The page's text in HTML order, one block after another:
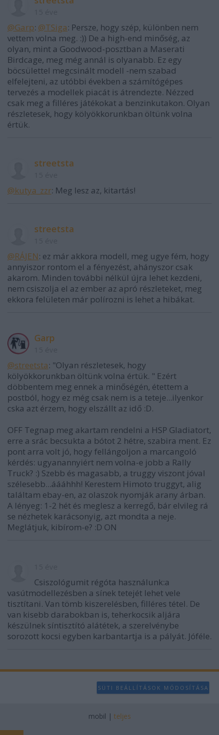
@Garp: @TSiga: Persze, hogy szép, különben nem
vettem volna meg. :)) De a high-end minőség, az
olyan, mint a Goodwood-posztban a Maserati
Birdcage, meg még annál is olyanabb. Ez egy
böcsülettel megcsinált modell -nem szabad
elfelejteni, az utóbbi években a számítógépes
tervezés a modellek piacát is átrendezte. Nézzed
csak meg a filléres játékokat a benzinkutakon. Olyan
részletesek, hogy kölyökkorunkban öltünk volna
értük.
streetsta
@kutya_zzr: Meg lesz az, kitartás!
streetsta
@RÁJEN: ez már akkora modell, meg ugye fém, hogy
annyiszor rontom el a fényezést, ahányszor csak
akarom. Minden további nélkül újra lehet kezdeni,
nem csiszolja el az ember az apró részleteket, meg
ekkora felületen már polírozni is lehet a hibákat.
Garp
@streetsta: "Olyan részletesek, hogy
kölyökkorunkban öltünk volna értük. " Ezért
döbbentem meg ennek a minőségén, étettem a
postból, hogy ez még csak nem is a teteje...ilyenkor
cska azt érzem, hogy elszállt az idő :D.
OFF Tegnap meg akartam rendelni a HSP Gladiatort,
erre a srác becsukta a bótot 2 hétre, szabira ment. Ez
pont arra volt jó, hogy fellángoljon a marcangoló
kérdés: ugyanannyiért nem volna-e jobb a Rally
Truck? :) Szebb és magasabb, a truggy viszont jóval
szélesebb...áááhhh! Kerestem Himoto truggyt, alig
találtam ebay-en, az olaszok nyomják arany árban.
A lényeg: 1-2 hét és meglesz a kerregő, bár elvileg rá
se nézhetek karácsonyig, azt mondta a neje.
Meglátjuk, kibírom-e? :D ON
Csiszológumit régóta használunk:a
vasútmodellezésben a sínek tetejét lehet vele
tisztítani. Van tömb kiszerelésben, filléres tétel. De
van kisebb darabokban is, teherkocsik aljára
készülnek síntisztító alátétek, a szerelvénybe
sorozott kocsi egyben karbantartja is a pályát. Jóféle.
SÜTI BEÁLLÍTÁSOK MÓDOSÍTÁSA
mobil | teljes